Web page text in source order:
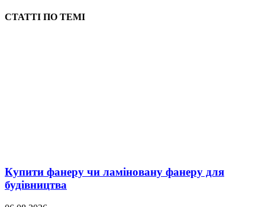
СТАТТІ ПО ТЕМІ
Купити фанеру чи ламіновану фанеру для
будівництва